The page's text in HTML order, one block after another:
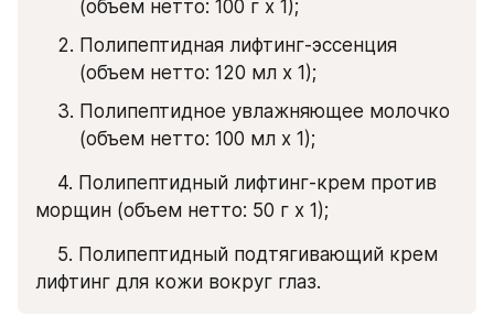
(объем нетто: 100 г х 1);
Полипептидная лифтинг-эссенция
(объем нетто: 120 мл х 1);
Полипептидное увлажняющее молочко
(объем нетто: 100 мл х 1);
морщин (объем нетто: 50 г х 1);
лифтинг для кожи вокруг глаз.